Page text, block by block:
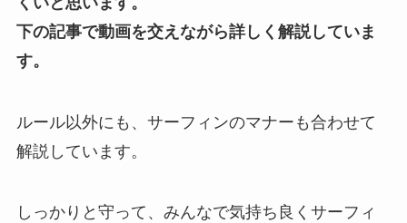
下の記事で動画を交えながら詳しく解説していま
す。
ルール以外にも、サーフィンのマナーも合わせて
解説しています。
しっかりと守って、みんなで気持ち良くサーフィ